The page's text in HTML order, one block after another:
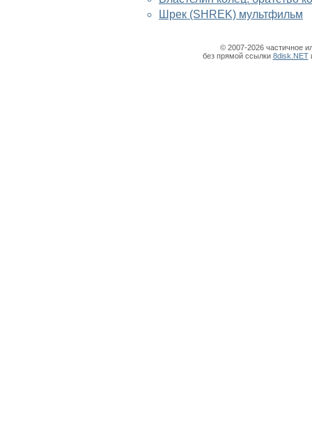
Шрек (SHREK) мультфильм
© 2007-2026 частичное
без прямой ссылки 8disk.NET